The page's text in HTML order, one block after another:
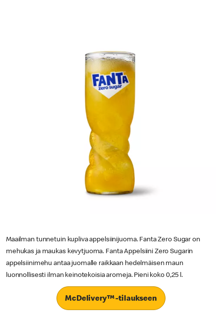
Maailman tunnetuin kupliva appelsiinijuoma. Fanta Zero Sugar on
mehukas ja maukas kevytjuoma. Fanta Appelsiini Zero Sugarin
appelsiinimehu antaa juomalle raikkaan hedelmäisen maun
luonnollisesti ilman keinotekoisia aromeja. Pieni koko 0,25 l.
McDelivery™ -tilaukseen